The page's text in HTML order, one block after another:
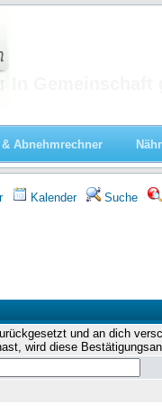
Abnehmrechner
Kalender Suche
und an dich
wird diese